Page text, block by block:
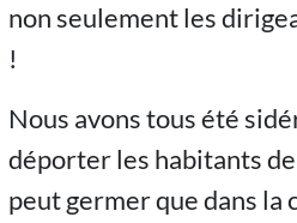
non seulement les
!
Nous avons tous été
déporter les habitants
peut germer que dans la